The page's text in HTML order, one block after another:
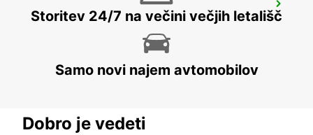
VERBIER MAY TAXI AND LIMOUSINE
VERBIER - SWITZERLAND
Storitev 24/7 na večini večjih letališč
Samo novi najem avtomobilov
Dobro je vedeti